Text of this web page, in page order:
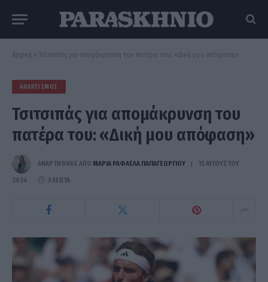
Αρχική » Τσιτσιπάς για απομάκρυνση του πατέρα του: «Δική μου απόφαση»
ΑΘΛΗΤΙΣΜΌΣ
Τσιτσιπάς για απομάκρυνση του
πατέρα του: «Δική μου απόφαση»
ΑΝΑΡΤΗΘΗΚΕ ΑΠΟ ΜΑΡΊΑ ΡΑΦΑΈΛΑ ΠΑΠΑΓΕΩΡΓΊΟΥ 15 ΑΥΓΟΎΣΤΟΥ
2024 3 ΛΕΠΤΆ